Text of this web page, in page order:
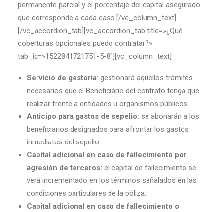
permanente parcial y el porcentaje del capital asegurado
que corresponde a cada caso.[/vc_column_text]
[/vc_accordion_tab][vc_accordion_tab title=»¿Qué
coberturas opcionales puedo contratar?»
tab_id=»1522841721751-5-8″][vc_column_text]
Servicio de gestoría: gestionará aquellos trámites
necesarios que el Beneficiario del contrato tenga que
realizar frente a entidades u organismos públicos.
Anticipo para gastos de sepelio: se abonarán a los
beneficiarios designados para afrontar los gastos
inmediatos del sepelio.
Capital adicional en caso de fallecimiento por
agresión de terceros: el capital de fallecimiento se
verá incrementado en los términos señalados en las
condiciones particulares de la póliza.
Capital adicional en caso de fallecimiento o